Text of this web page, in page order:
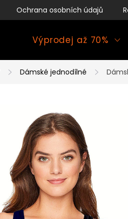
Ochrana osobních údajů
Výprodej až 70%
Dámské jednodílné